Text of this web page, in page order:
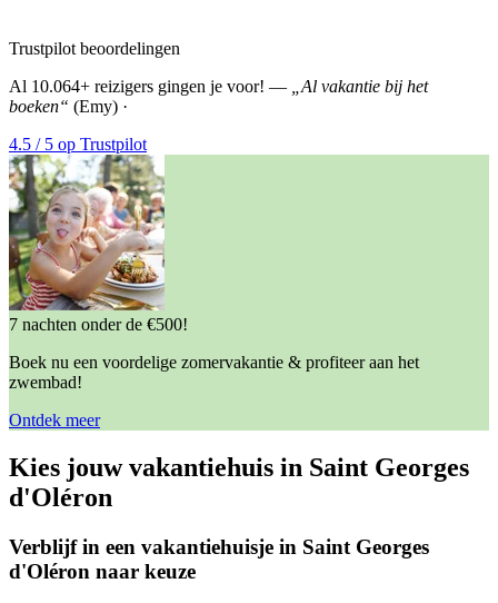
Trustpilot beoordelingen
Al 10.064+ reizigers gingen je voor! —
„Al vakantie bij het
boeken“ (Emy) ·
4.5 / 5 op Trustpilot
7 nachten onder de €500!
Boek nu een voordelige zomervakantie & profiteer aan het
zwembad!
Ontdek meer
Kies jouw vakantiehuis in Saint Georges
d'Oléron
Verblijf in een vakantiehuisje in Saint Georges
d'Oléron naar keuze